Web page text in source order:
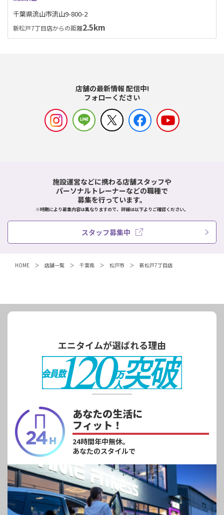
千葉県流山市流山9-800-2
新松戸7丁目店からの距離2.5km
店舗の最新情報 配信中!
フォローください
施設運営などに携わる店舗スタッフや
パーソナルトレーナーなどの職種で
募集を行っています。
※時期により募集内容は異なりますので、詳細は以下よりご確認ください。
スタッフ募集中
HOME 店舗一覧 千葉県 松戸市 新松戸7丁目店
エニタイムが選ばれる理由
あなたの生活に
フィット！
24時間年中無休。
あなたのスタイルで